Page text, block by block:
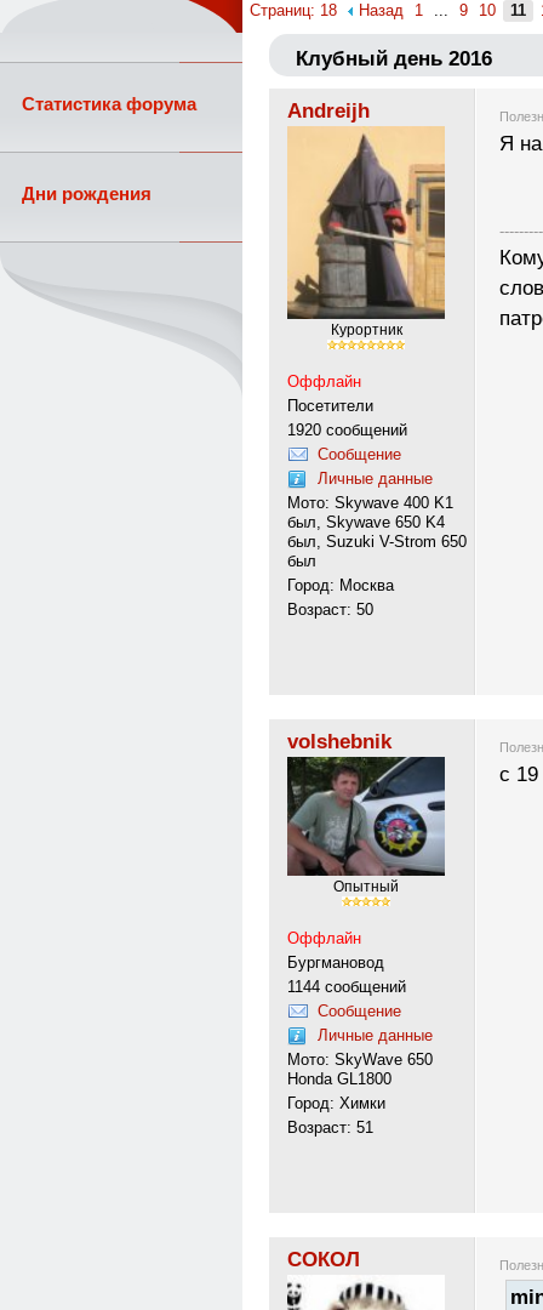
Страниц: 18 Назад 1 ... 9 10 11
Клубный день 2016
Andreijh
Курортник
Оффлайн
Посетители
1920 сообщений
Сообщение
Личные данные
Мото: Skywave 400 K1
был, Skywave 650 K4
был, Suzuki V-Strom 650
был
Город: Москва
Возраст: 50
Я
volshebnik
Опытный
Оффлайн
Бургмановод
1144 сообщений
Сообщение
Личные данные
Мото: SkyWave 650
Honda GL1800
Город: Химки
Возраст: 51
с
СОКОЛ
Статистика форума
Дни рождения